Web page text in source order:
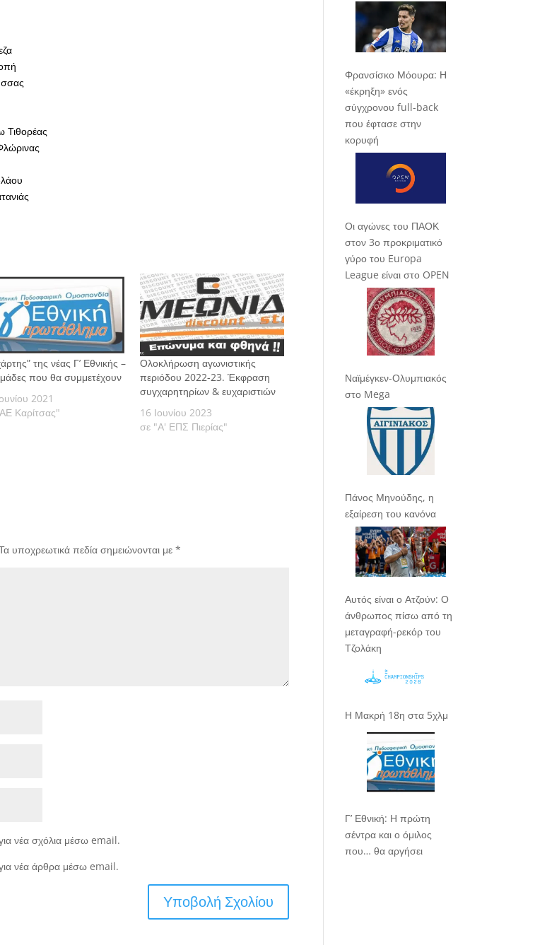
της νέας Γ’ Εθνικής –
που θα συμμετέχουν
2021
Καρίτσας"
Ολοκλήρωση αγωνιστικής
περιόδου 2022-23. Έκφραση
συγχαρητηρίων & ευχαριστιών
16 Ιουνίου 2023
σε "Α' ΕΠΣ Πιερίας"
υποχρεωτικά πεδία σημειώνονται με *
νέα σχόλια μέσω email.
νέα άρθρα μέσω email.
Φρανσίσκο Μόουρα: Η
«έκρηξη» ενός
σύγχρονου full-back
που έφτασε στην
κορυφή
Οι αγώνες του ΠΑΟΚ
στον 3ο προκριματικό
γύρο του Europa
League είναι στο OPEN
Ναϊμέγκεν-Ολυμπιακός
στο Mega
Πάνος Μηνούδης, η
εξαίρεση του κανόνα
Αυτός είναι ο Ατζούν: Ο
άνθρωπος πίσω από τη
μεταγραφή-ρεκόρ του
Τζολάκη
Η Μακρή 18η στα 5χλμ
Γ’ Εθνική: Η πρώτη
σέντρα και ο όμιλος
που… θα αργήσει